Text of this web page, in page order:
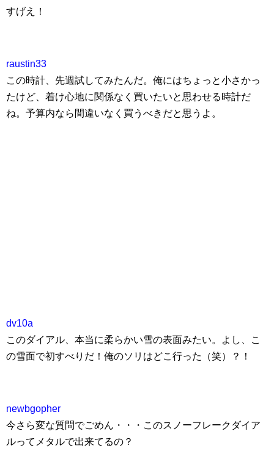
すげえ！
raustin33
この時計、先週試してみたんだ。俺にはちょっと小さかっ
たけど、着け心地に関係なく買いたいと思わせる時計だ
ね。予算内なら間違いなく買うべきだと思うよ。
dv10a
このダイアル、本当に柔らかい雪の表面みたい。よし、こ
の雪面で初すべりだ！俺のソリはどこ行った（笑）？！
newbgopher
今さら変な質問でごめん・・・このスノーフレークダイア
ルってメタルで出来てるの？